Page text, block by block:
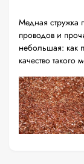
Медная стружка
проводов и
небольшая: как
качество такого